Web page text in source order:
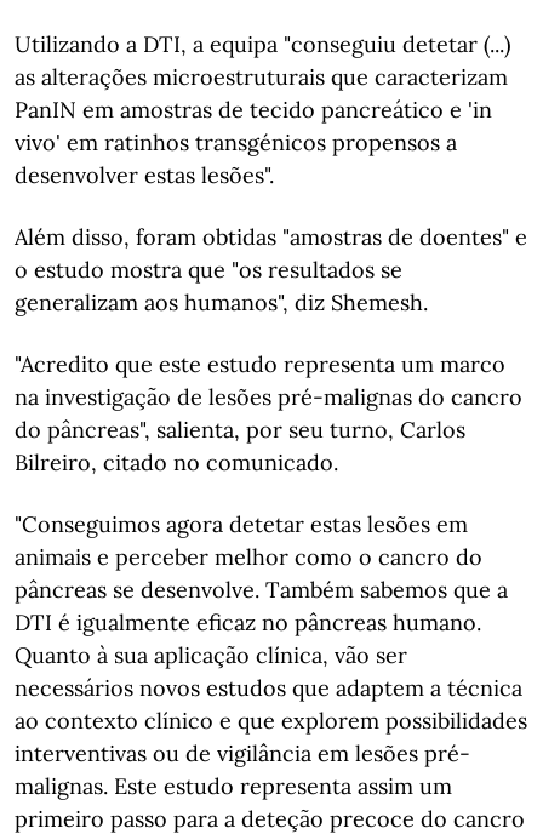
Utilizando a DTI, a equipa "conseguiu detetar (...)
as alterações microestruturais que caracterizam
PanIN em amostras de tecido pancreático e 'in
vivo' em ratinhos transgénicos propensos a
desenvolver estas lesões".
Além disso, foram obtidas "amostras de doentes" e
o estudo mostra que "os resultados se
generalizam aos humanos", diz Shemesh.
"Acredito que este estudo representa um marco
na investigação de lesões pré-malignas do cancro
do pâncreas", salienta, por seu turno, Carlos
Bilreiro, citado no comunicado.
"Conseguimos agora detetar estas lesões em
animais e perceber melhor como o cancro do
pâncreas se desenvolve. Também sabemos que a
DTI é igualmente eficaz no pâncreas humano.
Quanto à sua aplicação clínica, vão ser
necessários novos estudos que adaptem a técnica
ao contexto clínico e que explorem possibilidades
interventivas ou de vigilância em lesões pré-
malignas. Este estudo representa assim um
primeiro passo para a deteção precoce do cancro